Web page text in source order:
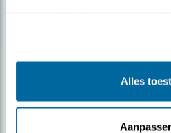
Alles
Ontvang 5 x Vogels